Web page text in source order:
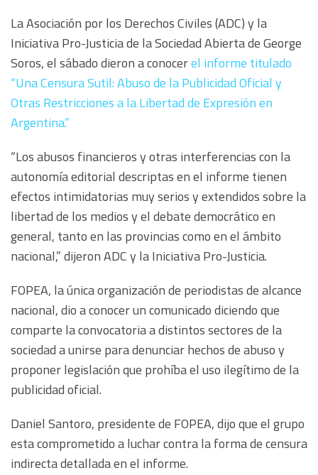
La Asociación por los Derechos Civiles (ADC) y la
Iniciativa Pro-Justicia de la Sociedad Abierta de George
Soros, el sábado dieron a conocerel informe titulado
“Una Censura Sutil: Abuso de la Publicidad Oficial y
Otras Restricciones a la Libertad de Expresión en
Argentina.”
“Los abusos financieros y otras interferencias con la
autonomía editorial descriptas en el informe tienen
efectos intimidatorias muy serios y extendidos sobre la
libertad de los medios y el debate democrático en
general, tanto en las provincias como en el ámbito
nacional,” dijeron ADC y la Iniciativa Pro-Justicia.
FOPEA, la única organización de periodistas de alcance
nacional, dio a conocer un comunicado diciendo que
comparte la convocatoria a distintos sectores de la
sociedad a unirse para denunciar hechos de abuso y
proponer legislación que prohíba el uso ilegítimo de la
publicidad oficial.
Daniel Santoro, presidente de FOPEA, dijo que el grupo
esta comprometido a luchar contra la forma de censura
indirecta detallada en el informe.